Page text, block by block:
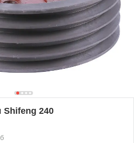
Shifeng 240